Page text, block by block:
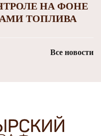
НА ФОНЕ
ТОПЛИВА
Все новости